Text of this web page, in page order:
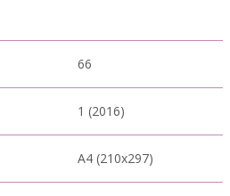
66
1 (2016)
A4 (210x297)